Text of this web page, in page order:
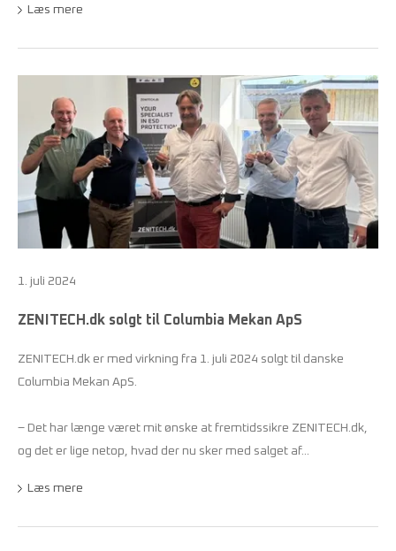
Læs mere
1. juli 2024
ZENITECH.dk solgt til Columbia Mekan ApS
ZENITECH.dk er med virkning fra 1. juli 2024 solgt til danske
Columbia Mekan ApS.
– Det har længe været mit ønske at fremtidssikre ZENITECH.dk,
og det er lige netop, hvad der nu sker med salget af...
Læs mere